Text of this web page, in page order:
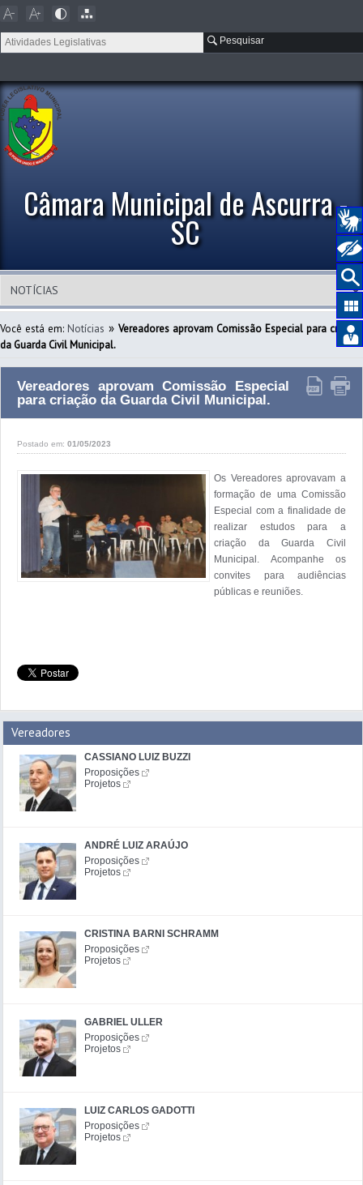
Pesquisar
Câmara Municipal de Ascurra -
SC
Você está em: Notícias » Vereadores aprovam Comissão Especial para criação
da Guarda Civil Municipal.
Vereadores aprovam Comissão Especial
para criação da Guarda Civil Municipal.
Postado em: 01/05/2023
Os Vereadores aprovavam a
formação de uma Comissão
Especial com a finalidade de
realizar estudos para a
criação da Guarda Civil
Municipal. Acompanhe os
convites para audiências
públicas e reuniões.
Vereadores
CASSIANO LUIZ BUZZI
Proposições
Projetos
ANDRÉ LUIZ ARAÚJO
Proposições
Projetos
CRISTINA BARNI SCHRAMM
Proposições
Projetos
GABRIEL ULLER
Proposições
Projetos
LUIZ CARLOS GADOTTI
Proposições
Projetos